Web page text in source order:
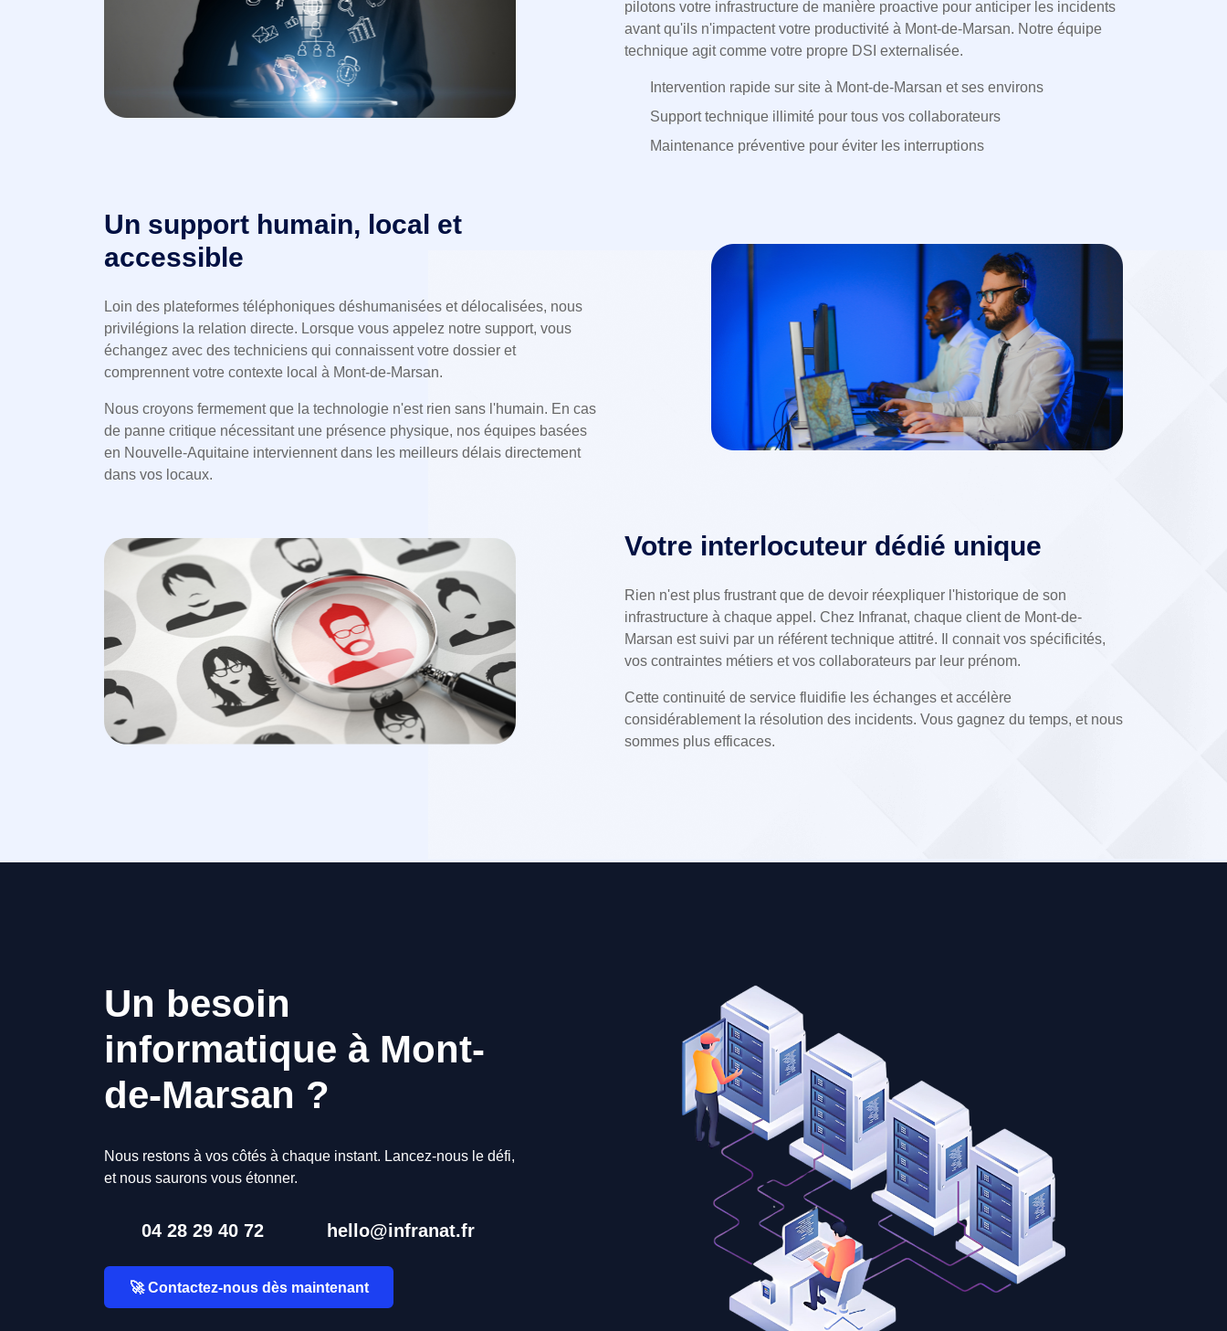
pilotons votre infrastructure de manière proactive pour anticiper les incidents
avant qu'ils n'impactent votre productivité à Mont-de-Marsan. Notre équipe
technique agit comme votre propre DSI externalisée.
Intervention rapide sur site à Mont-de-Marsan et ses environs
Support technique illimité pour tous vos collaborateurs
Maintenance préventive pour éviter les interruptions
Un support humain, local et
accessible
Loin des plateformes téléphoniques déshumanisées et délocalisées, nous
privilégions la relation directe. Lorsque vous appelez notre support, vous
échangez avec des techniciens qui connaissent votre dossier et
comprennent votre contexte local à Mont-de-Marsan.
Nous croyons fermement que la technologie n'est rien sans l'humain. En cas
de panne critique nécessitant une présence physique, nos équipes basées
en Nouvelle-Aquitaine interviennent dans les meilleurs délais directement
dans vos locaux.
Votre interlocuteur dédié unique
Rien n'est plus frustrant que de devoir réexpliquer l'historique de son
infrastructure à chaque appel. Chez Infranat, chaque client de Mont-de-
Marsan est suivi par un référent technique attitré. Il connait vos spécificités,
vos contraintes métiers et vos collaborateurs par leur prénom.
Cette continuité de service fluidifie les échanges et accélère
considérablement la résolution des incidents. Vous gagnez du temps, et nous
sommes plus efficaces.
Un besoin
informatique à Mont-
de-Marsan ?
Nous restons à vos côtés à chaque instant. Lancez-nous le défi,
et nous saurons vous étonner.
04 28 29 40 72 hello@infranat.fr
🚀 Contactez-nous dès maintenant